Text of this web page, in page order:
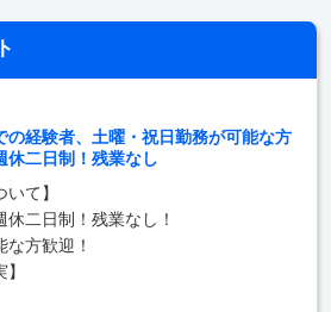
の経験者、土曜・祝日勤務が可能な方
休二日制！残業なし
て】
休二日制！残業なし！
な方歓迎！